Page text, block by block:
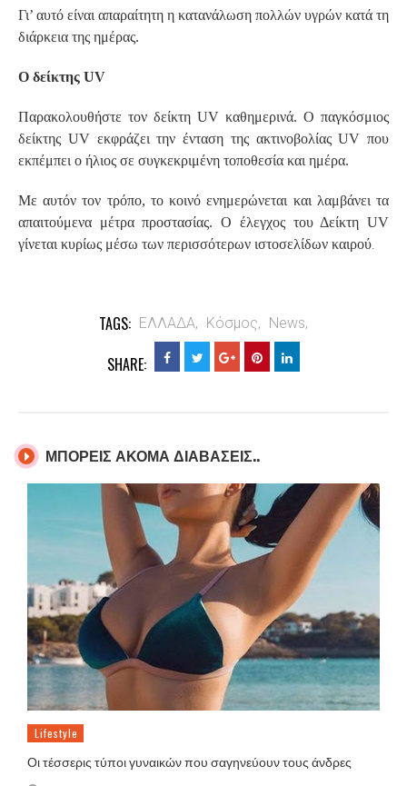
Γι’ αυτό είναι απαραίτητη η κατανάλωση πολλών υγρών κατά τη
διάρκεια της ημέρας.
Ο δείκτης UV
Παρακολουθήστε τον δείκτη UV καθημερινά. Ο παγκόσμιος
δείκτης UV εκφράζει την ένταση της ακτινοβολίας UV που
εκπέμπει ο ήλιος σε συγκεκριμένη τοποθεσία και ημέρα.
Με αυτόν τον τρόπο, το κοινό ενημερώνεται και λαμβάνει τα
απαιτούμενα μέτρα προστασίας. Ο έλεγχος του Δείκτη UV
γίνεται κυρίως μέσω των περισσότερων ιστοσελίδων καιρού.
TAGS: ΕΛΛΑΔΑ, Κόσμος, News,
SHARE:
ΜΠΟΡΕΙΣ ΑΚΟΜΑ ΔΙΑΒΑΣΕΙΣ..
Lifestyle
Οι τέσσερις τύποι γυναικών που σαγηνεύουν τους άνδρες